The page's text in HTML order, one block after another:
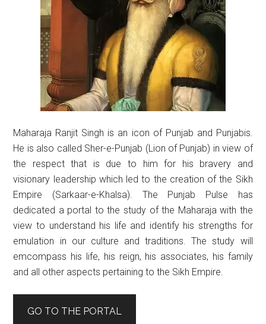
Maharaja Ranjit Singh is an icon of Punjab and Punjabis.
He is also called Sher-e-Punjab (Lion of Punjab) in view of
the respect that is due to him for his bravery and
visionary leadership which led to the creation of the Sikh
Empire (Sarkaar-e-Khalsa). The Punjab Pulse has
dedicated a portal to the study of the Maharaja with the
view to understand his life and identify his strengths for
emulation in our culture and traditions. The study will
emcompass his life, his reign, his associates, his family
and all other aspects pertaining to the Sikh Empire.
GO TO THE PORTAL